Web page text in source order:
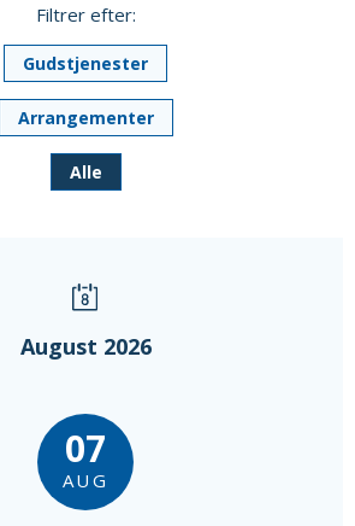
Filtrer efter:
Gudstjenester
Arrangementer
Alle
August 2026
07
AUG